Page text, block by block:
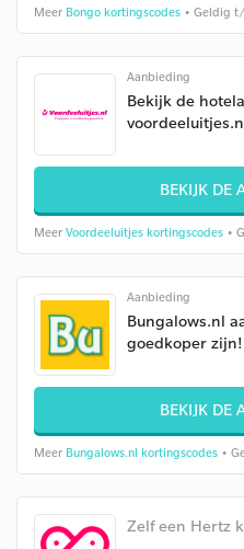
Meer Bongo kortingscodes • Geldig
Aanbieding
Bekijk de
BEKIJK DE
Meer Voordeeluitjes kortingscodes •
Aanbieding
Bungalows.nl
goedkoper zijn!
BEKIJK DE
Meer Bungalows.nl kortingscodes •
Zelf een Hertz